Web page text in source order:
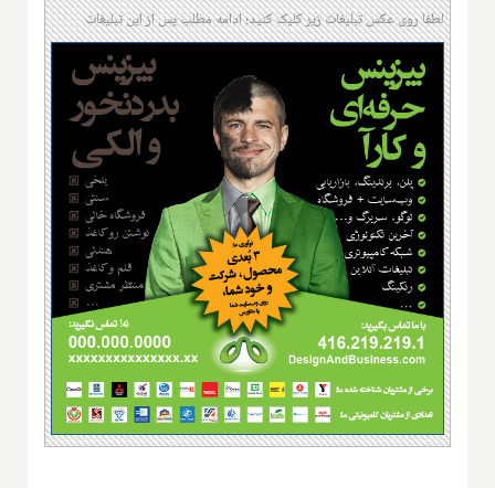
لطفا روی عکس تبلیغات زیر کلیک کنید؛ ادامه مطلب پس از این تبلیغات